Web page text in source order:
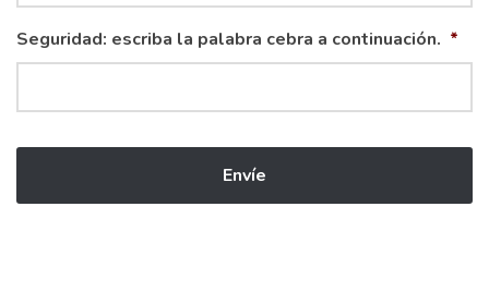
Seguridad: escriba la palabra cebra a continuación. *